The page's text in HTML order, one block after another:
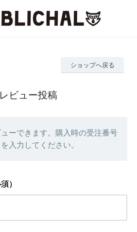
ショップへ戻る
レビュー投稿
ーできます。購入時の受注番号
入力してください。
）